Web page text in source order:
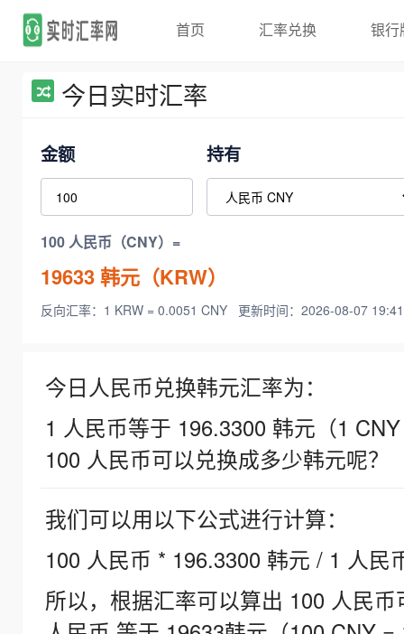
首页 汇率兑换 银行
今日实时汇率
金额 持有
100 人民币（CNY）=
19633韩元（KRW）
反向汇率：1 KRW = 0.0051 CNY 更新时间：2026-08-07
今日人民币兑换韩元汇率为：
1 人民币等于 196.3300 韩元（1
100 人民币可以兑换成多少韩元呢？
我们可以用以下公式进行计算：
100 人民币 * 196.3300 韩元 / 1 人民
所以，根据汇率可以算出 100 人民